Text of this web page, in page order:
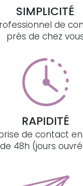
SIMPLICITÉ
de
près de chez
RAPIDITÉ
de contact
de 48h (jours